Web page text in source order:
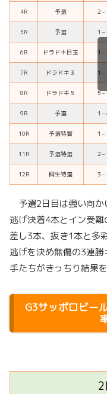
4R 予選 ２ –
5R 予選 １ –
6R ドラドキ目玉 １ –
7R ドラドキ３ １ –
8R ドラドキ５ ５–
9R 予選 １ –
10R 予選特賞 １ –
11R 予選特選 ２ –
12R 桐生特選 ３ –
予選2日目は強い向か
逃げ決着4本とイン受
差し3本、抜き1本と多
逃げを決め無傷の3連
手たちがきっちり結果
G3サッポロビー